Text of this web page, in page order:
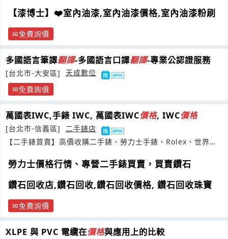
【漆博士】❤️室內油漆,室內油漆價格,室內油漆粉刷
免費詢價
多國語言筆譯翻譯-多國語言口譯翻譯-專業公認證服務
[台北市-大安區]
天成數位
免費詢價
萬國表IWC,手錶 IWC, 萬國表IWC價格, IWC價格
[台北市-信義區]
二手錶店
【二手錶買賣】高價收購二手錶、勞力士手錶、Rolex、世界名
勞力士價格行情、專營二手錶買賣，買賣鑽石
鑽石回收店,鑽石回收,鑽石回收價格, 鑽石回收珠寶
免費詢價
XLPE 與 PVC 電纜在價格與應用上的比較